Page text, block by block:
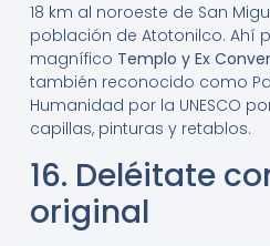
18 km al noroeste de San
población de Atotonilco. Ahí
magnífico Templo y Ex
también reconocido como
Humanidad por la UNESCO
capillas, pinturas y retablos.
16. Deléitate
original